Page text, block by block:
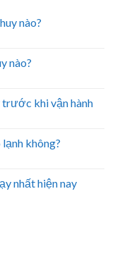
nào?
nào?
khi vận hành
không?
nhất hiện nay